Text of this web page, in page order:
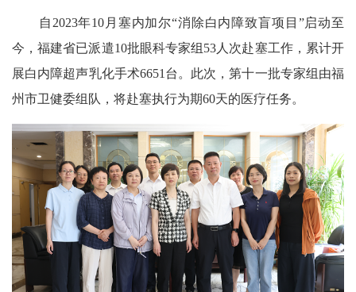
自2023年10月塞内加尔“消除白内障致盲项目”启动至
今，福建省已派遣10批眼科专家组53人次赴塞工作，累计开
展白内障超声乳化手术6651台。此次，第十一批专家组由福
州市卫健委组队，将赴塞执行为期60天的医疗任务。